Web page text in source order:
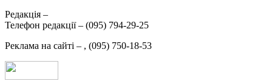
Редакція –
Телефон редакції – (095) 794-29-25
Реклама на сайті – , (095) 750-18-53